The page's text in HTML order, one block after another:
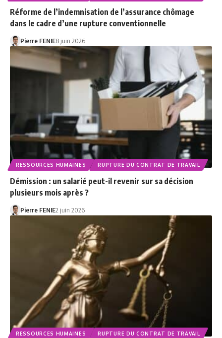
Réforme de l’indemnisation de l’assurance chômage
dans le cadre d’une rupture conventionnelle
Pierre FENIE8 juin 2026
RESSOURCES HUMAINES RUPTURE DU CONTRAT DE TRAVAIL
Démission : un salarié peut-il revenir sur sa décision
plusieurs mois après ?
Pierre FENIE2 juin 2026
RESSOURCES HUMAINES RUPTURE DU CONTRAT DE TRAVAIL